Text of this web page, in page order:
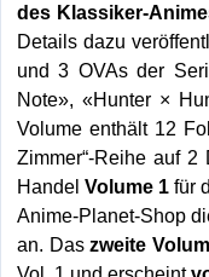
des Klassiker-
Details dazu
und 3 OVAs der
Note», «Hunter ×
Volume enthält 12
Zimmer“-Reihe auf
Handel Volume 1für
Anime-Planet-Shop
an. Daszweite